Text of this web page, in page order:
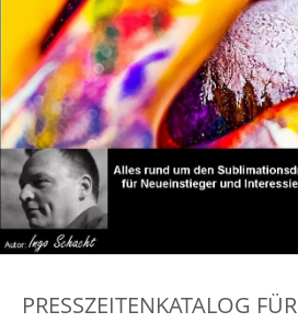
PRESSZEITENKATALOG FÜR